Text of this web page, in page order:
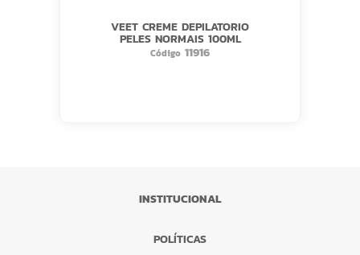
VEET CREME DEPILATORIO
PELES NORMAIS 100ML
Código 11916
INSTITUCIONAL
POLÍTICAS